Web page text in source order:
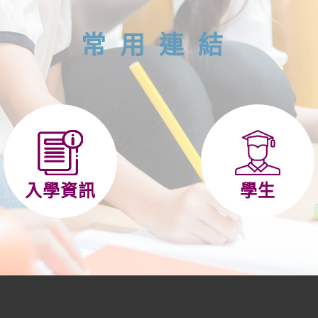
常用連結
入學資訊 學生